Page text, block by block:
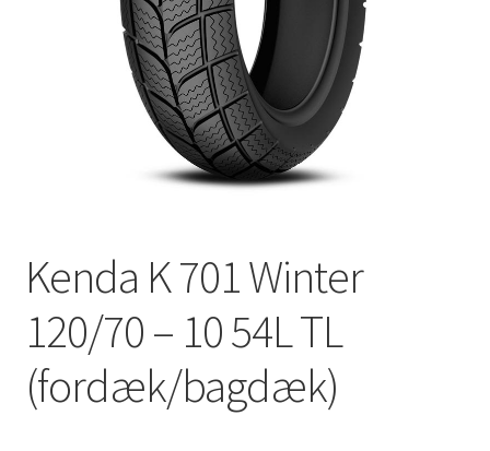
Kenda K 701 Winter
120/70 – 10 54L TL
(fordæk/bagdæk)